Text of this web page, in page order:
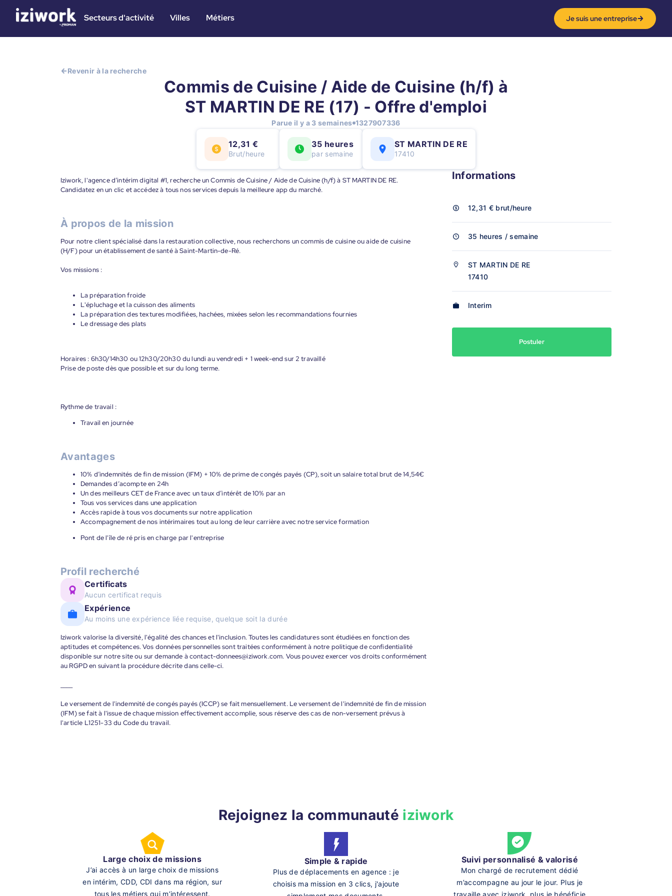
Secteurs d'activité Villes Métiers Je suis une entreprise
Revenir à la recherche
Commis de Cuisine / Aide de Cuisine (h/f) à
ST MARTIN DE RE (17) - Offre d'emploi
Parue il y a 3 semaines 1327907336
12,31 €
Brut/heure
35 heures
par semaine
ST MARTIN DE RE
17410
Iziwork, l'agence d’intérim digital #1, recherche un Commis de Cuisine / Aide de Cuisine (h/f) à ST MARTIN DE RE.
Candidatez en un clic et accédez à tous nos services depuis la meilleure app du marché.
À propos de la mission
Pour notre client spécialisé dans la restauration collective, nous recherchons un commis de cuisine ou aide de cuisine
(H/F) pour un établissement de santé à Saint-Martin-de-Ré.
Vos missions :
La préparation froide
L'épluchage et la cuisson des aliments
La préparation des textures modifiées, hachées, mixées selon les recommandations fournies
Le dressage des plats
Horaires : 6h30/14h30 ou 12h30/20h30 du lundi au vendredi + 1 week-end sur 2 travaillé
Prise de poste dès que possible et sur du long terme.
Rythme de travail :
Travail en journée
Avantages
10% d’indemnités de fin de mission (IFM) + 10% de prime de congés payés (CP), soit un salaire total brut de 14,54€
Demandes d’acompte en 24h
Un des meilleurs CET de France avec un taux d’intérêt de 10% par an
Tous vos services dans une application
Accès rapide à tous vos documents sur notre application
Accompagnement de nos intérimaires tout au long de leur carrière avec notre service formation
Pont de l'île de ré pris en charge par l'entreprise
Profil recherché
Certificats
Aucun certificat requis
Expérience
Au moins une expérience liée requise, quelque soit la durée
Iziwork valorise la diversité, l'égalité des chances et l'inclusion. Toutes les candidatures sont étudiées en fonction des
aptitudes et compétences. Vos données personnelles sont traitées conformément à notre politique de confidentialité
disponible sur notre site ou sur demande à contact-donnees@iziwork.com. Vous pouvez exercer vos droits conformément
au RGPD en suivant la procédure décrite dans celle-ci.
Le versement de l'indemnité de congés payés (ICCP) se fait mensuellement. Le versement de l'indemnité de fin de mission
(IFM) se fait à l'issue de chaque mission effectivement accomplie, sous réserve des cas de non-versement prévus à
l'article L1251-33 du Code du travail.
Informations
12,31 € brut/heure
35 heures / semaine
ST MARTIN DE RE
17410
Interim
Postuler
Rejoignez la communauté iziwork
Large choix de missions
J’ai accès à un large choix de missions
en intérim, CDD, CDI dans ma région, sur
tous les métiers qui m’intéressent.
Simple & rapide
Plus de déplacements en agence : je
choisis ma mission en 3 clics, j'ajoute
Suivi personnalisé & valorisé
Mon chargé de recrutement dédié
m’accompagne au jour le jour. Plus je
travaille avec iziwork, plus je bénéficie